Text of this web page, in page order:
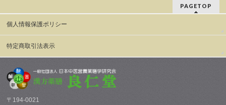
PAGETOP
個人情報保護ポリシー
特定商取引法表示
〒194-0021